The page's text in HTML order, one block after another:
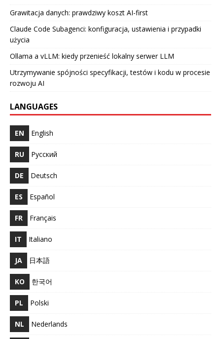
Grawitacja danych: prawdziwy koszt AI-first
Claude Code Subagenci: konfiguracja, ustawienia i przypadki
użycia
Ollama a vLLM: kiedy przenieść lokalny serwer LLM
Utrzymywanie spójności specyfikacji, testów i kodu w procesie
rozwoju AI
LANGUAGES
EN English
RU Русский
DE Deutsch
ES Español
FR Français
IT Italiano
JA 日本語
KO 한국어
PL Polski
NL Nederlands